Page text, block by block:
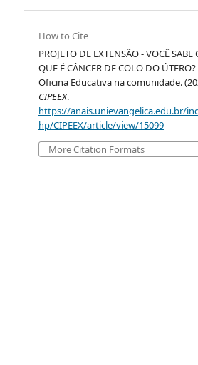
How to Cite
PROJETO DE EXTENSÃO - VOCÊ SABE
QUE É CÂNCER DE COLO DO ÚTERO?
Oficina Educativa na comunidade.
CIPEEX.
https://anais.unievangelica.edu.br/
hp/CIPEEX/article/view/15099
More Citation Formats